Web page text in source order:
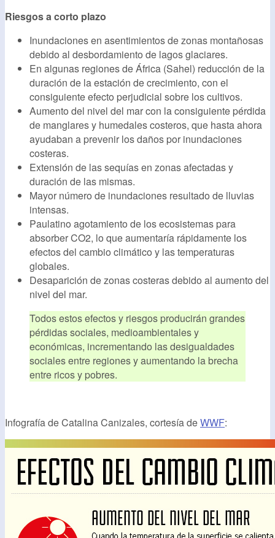
Riesgos a corto plazo
Inundaciones en asentimientos de zonas montañosas
debido al desbordamiento de lagos glaciares.
En algunas regiones de África (Sahel) reducción de la
duración de la estación de crecimiento, con el
consiguiente efecto perjudicial sobre los cultivos.
Aumento del nivel del mar con la consiguiente pérdida
de manglares y humedales costeros, que hasta ahora
ayudaban a prevenir los daños por inundaciones
costeras.
Extensión de las sequías en zonas afectadas y
duración de las mismas.
Mayor número de inundaciones resultado de lluvias
intensas.
Paulatino agotamiento de los ecosistemas para
absorber CO2, lo que aumentaría rápidamente los
efectos del cambio climático y las temperaturas
globales.
Desaparición de zonas costeras debido al aumento del
nivel del mar.
Todos estos efectos y riesgos producirán grandes
pérdidas sociales, medioambientales y
económicas, incrementando las desigualdades
sociales entre regiones y aumentando la brecha
entre ricos y pobres.
Infografía de Catalina Canizales, cortesía deWWF: